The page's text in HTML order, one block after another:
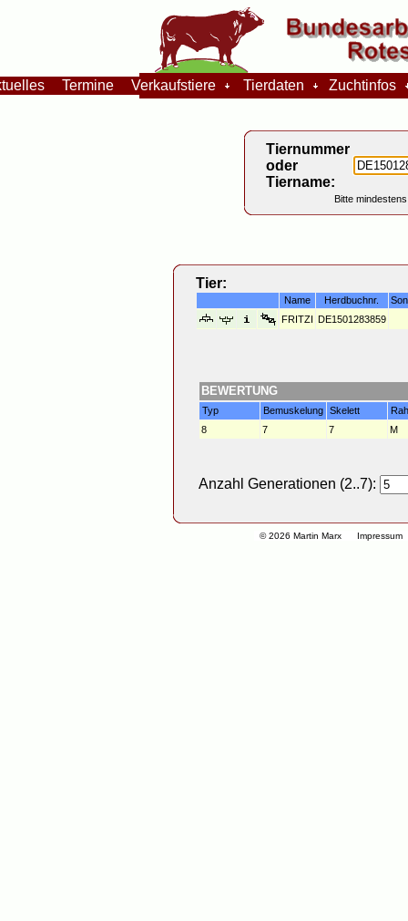
© 2026 Martin Marx Impressum
Termine Verkaufstiere Tierdaten Zuchtinfos
Tiernummer
oder
Tiername:
Bitte
Tier:
Name Herdbuchnr.
FRITZI DE1501283859
BEWERTUNG
Typ Bemuskelung Skelett
8
7 7 M
Anzahl Generationen (2..7):